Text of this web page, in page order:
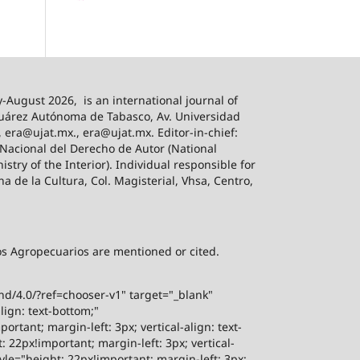
August 2026, is an international journal of
Autónoma de Tabasco, Av. Universidad
era@ujat.mx., era@ujat.mx. Editor-in-chief:
del Derecho de Autor (National
of the Interior). Individual responsible for
de la Cultura, Col. Magisterial, Vhsa, Centro,
Agropecuarios are mentioned or cited.
4.0/?ref=chooser-v1" target="_blank"
text-bottom;"
margin-left: 3px; vertical-align: text-
22px!important; margin-left: 3px; vertical-